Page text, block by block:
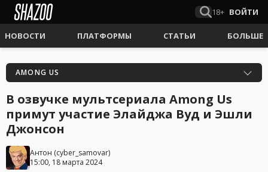
18+ ВОЙТИ
НОВОСТИ ПЛАТФОРМЫ СТАТЬИ БОЛЬШЕ
AMONG US
В озвучке мультсериала Among Us
примут участие Элайджа Вуд и Эшли
Джонсон
Антон (cyber_samovar)
15:00, 18 марта 2024